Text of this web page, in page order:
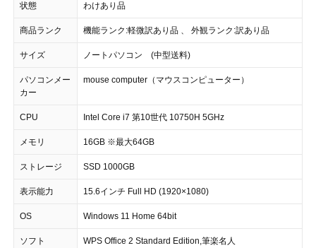
状態 わけあり品
商品ランク 機能ランク:軽微訳あり品 、 外観ランク:訳あり品
サイズ ノートパソコン (中型送料)
パソコンメー
カー
mouse computer（マウスコンピューター）
CPU Intel Core i7 第10世代 10750H 5GHz
メモリ 16GB ※最大64GB
ストレージ SSD 1000GB
表示能力 15.6インチ Full HD (1920×1080)
OS Windows 11 Home 64bit
ソフト WPS Office 2 Standard Edition,筆楽名人